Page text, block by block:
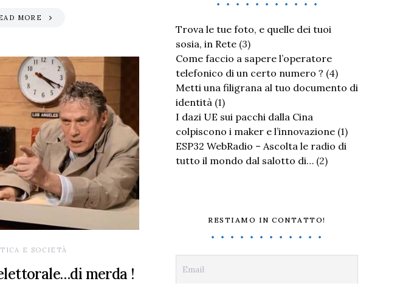
MORE
E SOCIETÀ
merda !
Trova le tue foto, e quelle dei tuoi
sosia, in Rete (3)
Come faccio a sapere l’operatore
telefonico di un certo numero ? (4)
Metti una filigrana al tuo documento di
identità (1)
I dazi UE sui pacchi dalla Cina
colpiscono i maker e l’innovazione (1)
ESP32 WebRadio – Ascolta le radio di
tutto il mondo dal salotto di… (2)
RESTIAMO IN CONTATTO!